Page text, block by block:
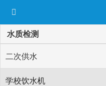
水质检测
二次供水
学校饮水机